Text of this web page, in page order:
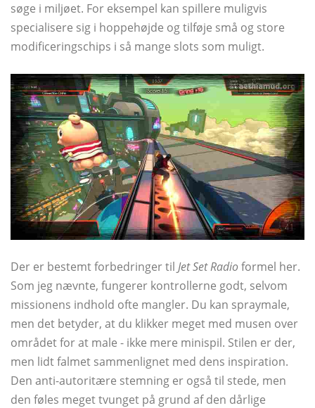
søge i miljøet. For eksempel kan spillere muligvis
specialisere sig i hoppehøjde og tilføje små og store
modificeringschips i så mange slots som muligt.
Der er bestemt forbedringer til Jet Set Radioformel her.
Som jeg nævnte, fungerer kontrollerne godt, selvom
missionens indhold ofte mangler. Du kan spraymale,
men det betyder, at du klikker meget med musen over
området for at male - ikke mere minispil. Stilen er der,
men lidt falmet sammenlignet med dens inspiration.
Den anti-autoritære stemning er også til stede, men
den føles meget tvunget på grund af den dårlige